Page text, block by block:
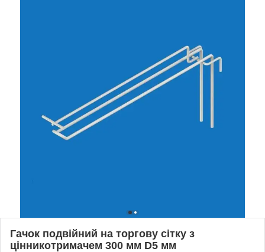
Гачок подвійний на торгову сітку з
цінникотримачем 300 мм D5 мм